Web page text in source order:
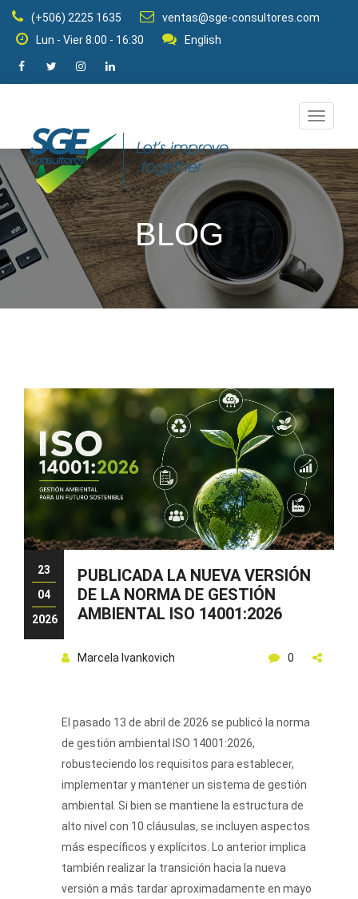
(+506) 2225 1635
ventas@sge-consultores.com
Lun - Vier 8:00 - 16:30
English
Cambiar
modo
de
BLOG
23
04
2026
PUBLICADA LA NUEVA VERSIÓN
DE LA NORMA DE GESTIÓN
AMBIENTAL ISO 14001:2026
Marcela Ivankovich 0
El pasado 13 de abril de 2026 se publicó la norma
de gestión ambiental ISO 14001:2026,
robusteciendo los requisitos para establecer,
implementar y mantener un sistema de gestión
ambiental. Si bien se mantiene la estructura de
alto nivel con 10 cláusulas, se incluyen aspectos
más específicos y explícitos. Lo anterior implica
también realizar la transición hacia la nueva
versión a más tardar aproximadamente en mayo